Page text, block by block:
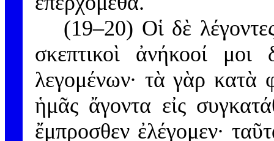
(19–20) Οἱ δὲ
σκεπτικοὶ ἀνήκοοί
λεγομένων· τὰ γὰρ κατὰ
ἡμᾶς ἄγοντα εἰς
ἔμπροσθεν ἐλέγομεν·